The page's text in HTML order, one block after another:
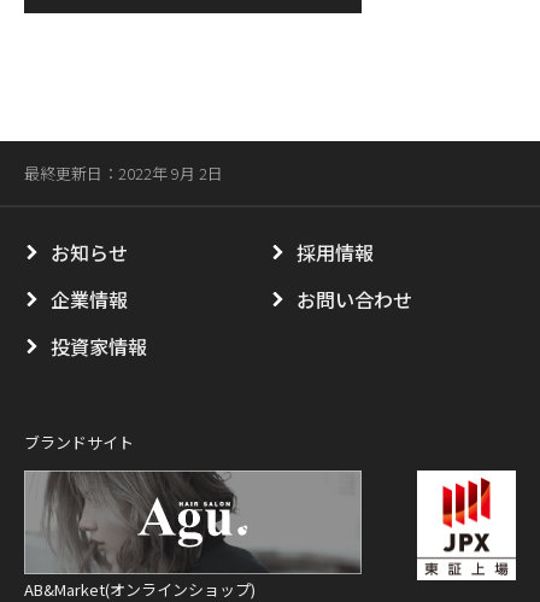
最終更新日：2022年 9月 2日
お知らせ
企業情報
投資家情報
採用情報
お問い合わせ
ブランドサイト
AB&Market(オンラインショップ)